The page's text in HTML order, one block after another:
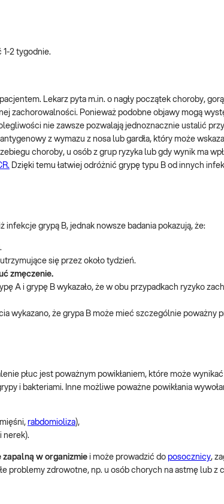
1-2 tygodnie.
Lekarz pyta m.in. o nagły początek choroby,
zachorowalności. Ponieważ podobne objawy mogą
nie zawsze pozwalają jednoznacznie ustalić
z wymazu z nosa lub gardła, który może
choroby, u osób z grup ryzyka lub gdy wynik ma
Dzięki temu łatwiej odróżnić grypę typu B od innych
grypą B, jednak nowsze badania pokazują, że:
.
się przez około tydzień.
zmęczenie.
A i grypę B wykazało, że w obu przypadkach ryzyko
wykazano, że grypa B może mieć szczególnie poważny
płuc jest poważnym powikłaniem, które może
i bakteriami. Inne możliwe poważne powikłania
rabdomioliza),
nerek).
zapalną w organizmie i może prowadzić do posocznicy,
problemy zdrowotne, np. u osób chorych na astmę lub z